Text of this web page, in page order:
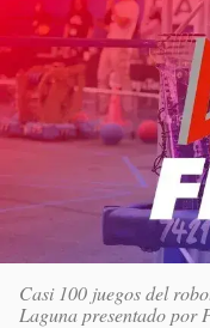
Casi 100 juegos del
Laguna presentado por